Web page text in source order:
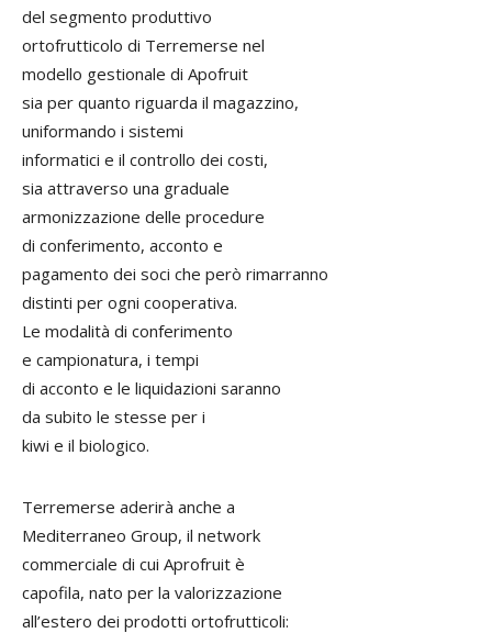
del segmento produttivo
ortofrutticolo di Terremerse nel
modello gestionale di Apofruit
sia per quanto riguarda il magazzino,
uniformando i sistemi
informatici e il controllo dei costi,
sia attraverso una graduale
armonizzazione delle procedure
di conferimento, acconto e
pagamento dei soci che però rimarranno
distinti per ogni cooperativa.
Le modalità di conferimento
e campionatura, i tempi
di acconto e le liquidazioni saranno
da subito le stesse per i
kiwi e il biologico.
Terremerse aderirà anche a
Mediterraneo Group, il network
commerciale di cui Aprofruit è
capofila, nato per la valorizzazione
all’estero dei prodotti ortofrutticoli: